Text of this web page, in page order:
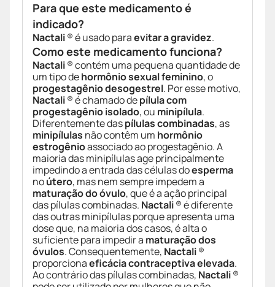
Para que este medicamento é
indicado?
Nactali® é usado paraevitar a gravidez.
Como este medicamento funciona?
Nactali® contém uma pequena quantidade de
um tipo dehormônio sexual feminino, o
progestagênio desogestrel. Por esse motivo,
Nactali® é chamado depílula com
progestagênio isolado, ou minipílula.
Diferentemente daspílulas combinadas, as
minipílulas não contêm um hormônio
estrogênioassociado ao progestagênio. A
maioria das minipílulas age principalmente
impedindo a entrada das células doesperma
noútero, mas nem sempre impedem a
maturação do óvulo, que é a ação principal
das pílulas combinadas. Nactali® é diferente
das outras minipílulas porque apresenta uma
dose que, na maioria dos casos, é alta o
suficiente para impedir a maturação dos
óvulos. Consequentemente, Nactali®
proporcionaeficácia contraceptiva elevada.
Ao contrário das pílulas combinadas, Nactali®